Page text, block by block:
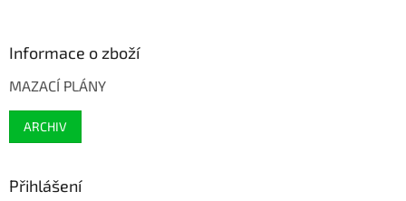
Informace o zboží
MAZACÍ PLÁNY
ARCHIV
Přihlášení